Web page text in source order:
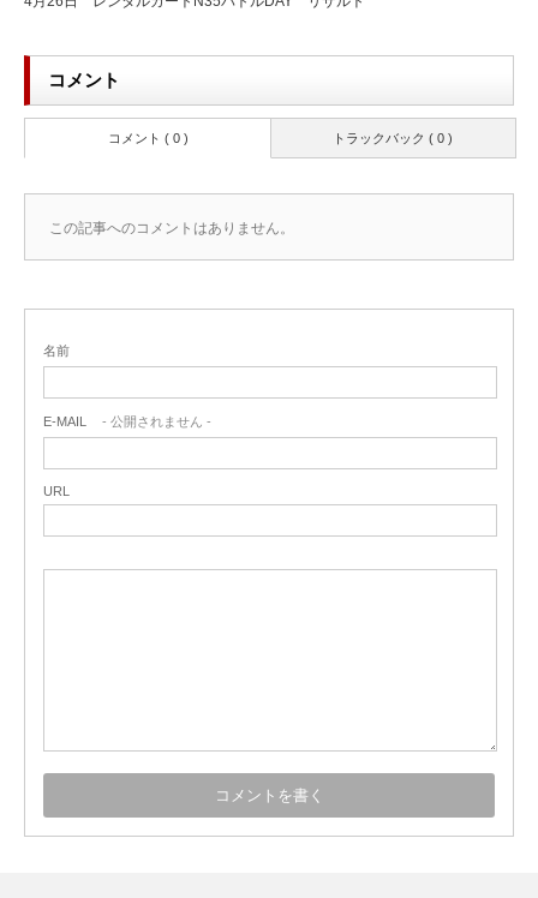
コメント
トラックバック ( 0 )
コメント ( 0 )
この記事へのコメントはありません。
名前
E-MAIL - 公開されません -
URL